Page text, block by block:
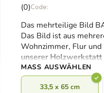
Die
Produktbewertung
ist
0,0
von
5
Sternen.
(0)
Das mehrteilige Bild
Das Bild ist aus
Wohnzimmer, Flur
unserer Holzwerkstatt
MASS AUSWÄHLEN
33,5 x 65 cm